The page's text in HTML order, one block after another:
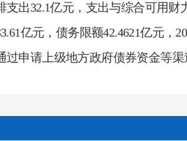
支出32.1亿元，支出与综合可用财
亿元，债务限额42.4621亿元，
过申请上级地方政府债券资金等